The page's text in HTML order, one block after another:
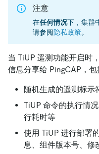
注意
在任何情况下，集群
请参阅隐私政策。
当 TiUP 遥测功能开启时
信息分享给 PingCAP，包
随机生成的遥测标示
TiUP 命令的执行情
行耗时等
使用 TiUP 进行部署
息、组件版本号、修